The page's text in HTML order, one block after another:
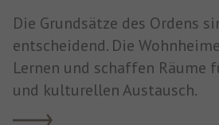
Die Grundsätze des Ordens
entscheidend. Die
Lernen und schaffen Räume
und kulturellen Austausch.